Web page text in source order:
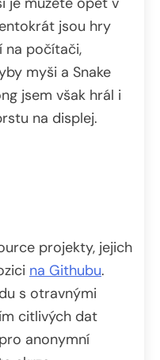
jsou hry
na počítači,
myši a Snake
jsem však hrál i
na displej.
projekty, jejich
na Githubu.
s otravnými
citlivých dat
anonymní